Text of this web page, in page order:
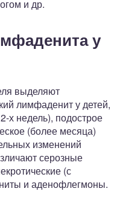
и др.
у
выделяют
лимфаденит у детей,
х недель), подострое
(более месяца)
изменений
серозные
(с
и аденофлегмоны.